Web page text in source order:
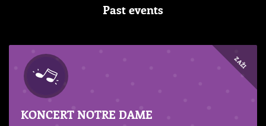
Past events
ZAŽI
KONCERT NOTRE DAME